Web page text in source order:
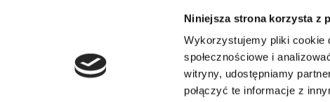
Niniejsza strona korzysta z
Wykorzystujemy pliki cookie
społecznościowe i
witryny, udostępniamy
połączyć te informacje z